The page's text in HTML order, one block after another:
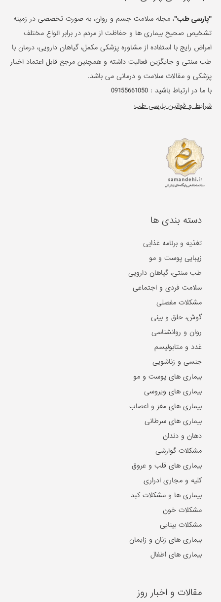
"پارسی طب"، مجله سلامت جسم و روان، به صورت تخصصی در زمینه
تشخیص صحیح بیماری ها و حفاظت از مردم در برابر انواع مختلف
امراض رایج با استفاده از مشاوره پزشکی مکمل، گیاهان دارویی، درمان با
طب سنتی و جایگزین فعالیت داشته و همچنین مرجع قابل اعتماد اخبار
پزشکی و مقالات سلامت و درمانی می باشد.
با ما در ارتباط باشید :09155661050
شرایط و قوانین پارسی طب
دسته بندی ها
تغذیه و برنامه غذایی
زیبایی پوست و مو
طب سنتی، گیاهان دارویی
سلامت فردی و اجتماعی
مشکلات مفصلی
گوش، حلق و بینی
روان و روانشناسی
غدد و متابولیسم
جنسی و زناشویی
بیماری های پوست و مو
بیماری های ویروسی
بیماری های مغز و اعصاب
بیماری های سرطانی
دهان و دندان
مشکلات گوارشی
بیماری های قلب و عروق
کلیه و مجاری ادراری
بیماری ها و مشکلات کبد
مشکلات خون
مشکلات بینایی
بیماری های زنان و زایمان
بیماری های اطفال
مقالات و اخبار روز